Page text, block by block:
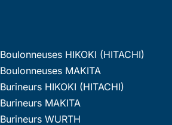
Boulonneuses HIKOKI (HITACHI)
Boulonneuses MAKITA
Burineurs HIKOKI (HITACHI)
Burineurs MAKITA
Burineurs WURTH